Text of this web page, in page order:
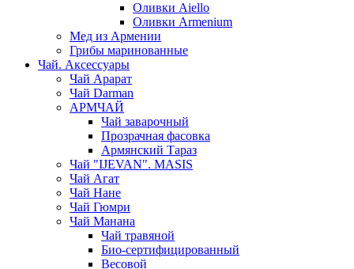
Оливки Aiello
Оливки Armenium
Мед из Армении
Грибы маринованные
Чай. Аксессуары
Чай Арарат
Чай Darman
АРМЧАЙ
Чай заварочный
Прозрачная фасовка
Армянский Тараз
Чай "IJEVAN". MASIS
Чай Агат
Чай Нане
Чай Гюмри
Чай Манана
Чай травяной
Био-сертифицированный
Весовой